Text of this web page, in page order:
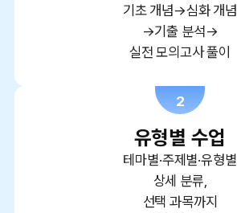
기초 개념→심화 개념
→기출 분석→
실전 모의고사 풀이
2
유형별 수업
테마별·주제별·유형별
상세 분류,
선택 과목까지